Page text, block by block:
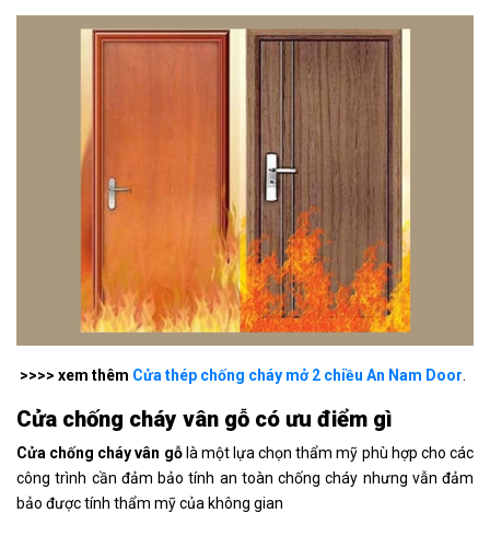
>>>> xem thêm Cửa thép chống cháy mở 2 chiều An Nam Door
Cửa chống cháy vân gỗ có ưu điểm gì
Cửa chống cháy vân gỗlà một lựa chọn thẩm mỹ phù hợp cho các
công trình cần đảm bảo tính an toàn chống cháy nhưng vẫn đảm
bảo được tính thẩm mỹ của không gian